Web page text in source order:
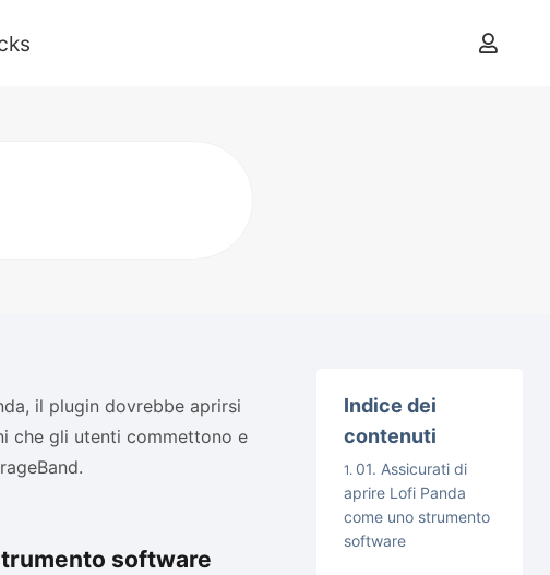
il plugin dovrebbe aprirsi
che gli utenti commettono e
software
Indice dei
contenuti
01. Assicurati di
aprire Lofi Panda
come uno strumento
software